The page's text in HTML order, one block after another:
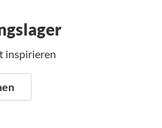
inspirieren